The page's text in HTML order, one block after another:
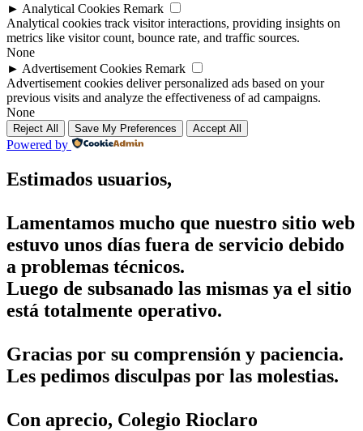
► Analytical Cookies Remark
Analytical cookies track visitor interactions, providing insights on
metrics like visitor count, bounce rate, and traffic sources.
None
► Advertisement Cookies Remark
Advertisement cookies deliver personalized ads based on your
previous visits and analyze the effectiveness of ad campaigns.
None
Reject All Save My Preferences Accept All
Powered by
Estimados usuarios,
Lamentamos mucho que nuestro sitio web
estuvo unos días fuera de servicio debido
a problemas técnicos.
Luego de subsanado las mismas ya el sitio
está totalmente operativo.
Gracias por su comprensión y paciencia.
Les pedimos disculpas por las molestias.
Con aprecio, Colegio Rioclaro